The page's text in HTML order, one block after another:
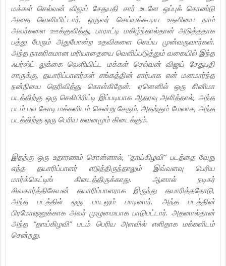
மக்கள் செல்வன் விஜய் சேதுபதி சார் உடனே ஒப்புக் கொண்டு
அதை வெளியிட்டார். ஒருவர் செய்யக்கூடிய உதவியை நாம்
அவர்களை ஊக்குவித்து, பாராட்டி மகிழ்ந்தால்தான் அடுத்ததாக
பத்து பேரும் அதுபோன்ற உதவிகளை செய்ய முன்வருவார்கள்.
அந்த நாகரிகமான மரியாதையை வெளிப்படுத்தும் வகையில் இந்த
ஃபர்ஸ்ட் லுக்கை வெளியிட்ட மக்கள் செல்வன் விஜய் சேதுபதி
சாருக்கு, தயாரிப்பாளர்கள் சங்கத்தின் சார்பாக என் மனமார்ந்த
நன்றியை தெரிவித்து கொள்கிறேன். ஏனெனில் ஒரு சினிமா
படத்திற்கு ஒரு செலிபிரிட்டி இப்படியாக ஆதரவு அளித்தால், அந்த
படம் பல கோடி மக்களிடம் சென்று சேரும். அதற்கும் மேலாக, அந்த
படத்திற்கு ஒரு பெரிய கவனமும் கிடைக்கும்.
இதற்கு ஒரு உதாரணம் சொன்னால், “தாய்கிழவி” படத்தை வேறு
எந்த தயாரிப்பாளர் எடுத்திருந்தாலும் இவ்வளவு பெரிய
மார்க்கெட்டிங் கிடைத்திருக்காது. ஆனால் நடிகர்
சிவகார்த்திகேயன் தயாரிப்பாளராக இருந்து தயாரித்ததோடு,
அந்த படத்தில் ஒரு பாடலும் பாடினார். அந்த படத்தின்
பிரமோஷனுக்காக அவர் முழுமையாக பாடுபட்டார். அதனால்தான்
அந்த “தாய்கிழவி” படம் பெரிய அளவில் எளிதாக மக்களிடம்
சென்றது.